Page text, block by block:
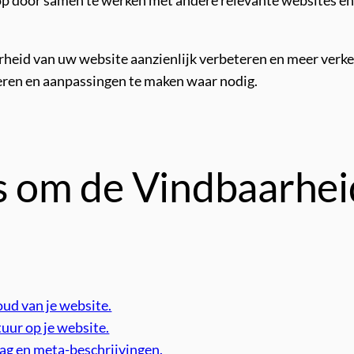
van uw website aanzienlijk verbeteren en meer
en aanpassingen te maken waar nodig.
om de
van je website.
op je website.
en meta-beschrijvingen.